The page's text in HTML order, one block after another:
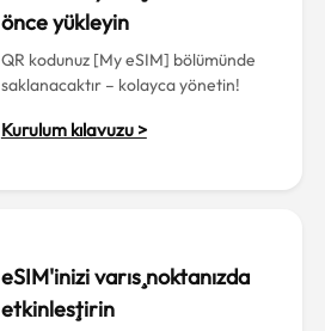
önce yükleyin
QR kodunuz [My eSIM] bölümünde
saklanacaktır – kolayca yönetin!
Kurulum kılavuzu >
eSIM'inizi varış noktanızda
etkinleştirin